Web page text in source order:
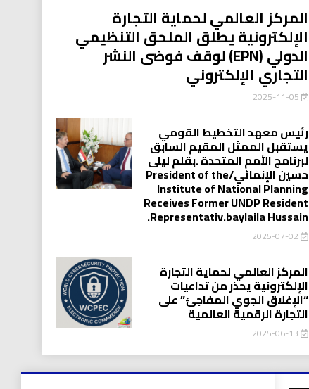
المركز العالمي لحماية التجارة
الإلكترونية يطلق الملحق التنظيمي
الدولي (EPN) لوقف فوضى النشر
التجاري الإلكتروني
رئيس معهد التخطيط القومي
يستقبل الممثل المقيم السابق
لبرنامج الأمم المتحدة .بقلم ليلى
حسين الإنمائي/President of the
Institute of National Planning
Receives Former UNDP Resident
.Representativ.baylaila Hussain
2025-07-02
المركز العالمي لحماية التجارة
الإلكترونية يحذر من تداعيات
“الإغلاق الجوي المفاجئ” على
التجارة الرقمية العالمية
2025-06-13